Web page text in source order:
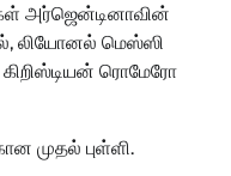
அர்ஜென்டினாவின்
லியோனல் மெஸ்ஸி
ரொமேரோ
முதல் புள்ளி.